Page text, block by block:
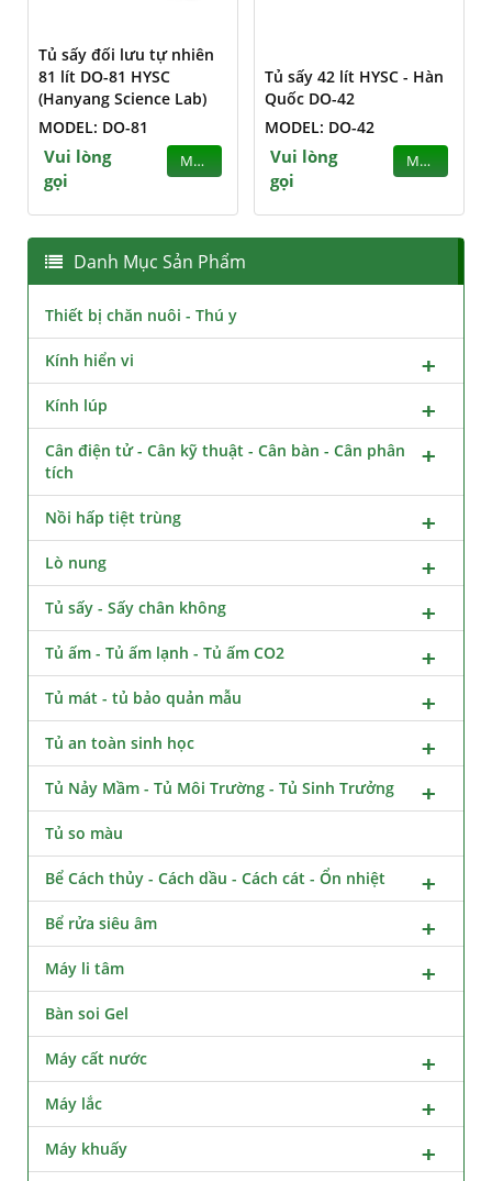
Tủ sấy đối lưu tự nhiên
81 lít DO-81 HYSC
(Hanyang Science Lab)
MODEL: DO-81
Vui lòng
gọi
MUA
Tủ sấy 42 lít HYSC - Hàn
Quốc DO-42
MODEL: DO-42
Vui lòng
gọi
MUA
Danh Mục Sản Phẩm
Thiết bị chăn nuôi - Thú y
Kính hiển vi
Kính lúp
Cân điện tử - Cân kỹ thuật - Cân bàn - Cân phân
tích
Nồi hấp tiệt trùng
Lò nung
Tủ sấy - Sấy chân không
Tủ ấm - Tủ ấm lạnh - Tủ ấm CO2
Tủ mát - tủ bảo quản mẫu
Tủ an toàn sinh học
Tủ Nảy Mầm - Tủ Môi Trường - Tủ Sinh Trưởng
Tủ so màu
Bể Cách thủy - Cách dầu - Cách cát - Ổn nhiệt
Bể rửa siêu âm
Máy li tâm
Bàn soi Gel
Máy cất nước
Máy lắc
Máy khuấy